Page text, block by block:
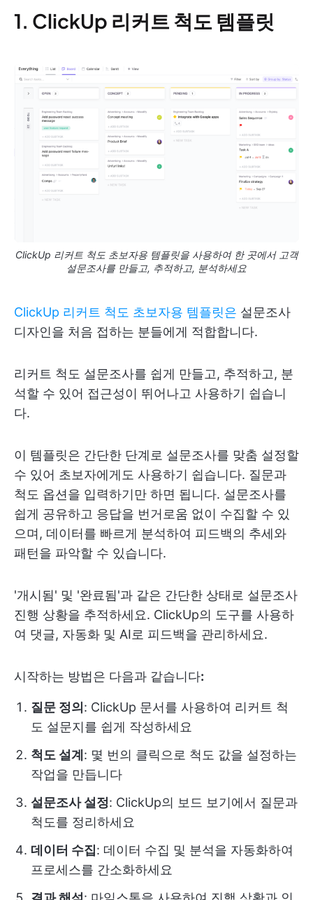
1. ClickUp 리커트 척도 템플릿
ClickUp 리커트 척도 초보자용 템플릿을 사용하여 한 곳에서 고객
설문조사를 만들고, 추적하고, 분석하세요
ClickUp 리커트 척도 초보자용 템플릿은 설문조사
디자인을 처음 접하는 분들에게 적합합니다.
리커트 척도 설문조사를 쉽게 만들고, 추적하고, 분
석할 수 있어 접근성이 뛰어나고 사용하기 쉽습니
다.
이 템플릿은 간단한 단계로 설문조사를 맞춤 설정할
수 있어 초보자에게도 사용하기 쉽습니다. 질문과
척도 옵션을 입력하기만 하면 됩니다. 설문조사를
쉽게 공유하고 응답을 번거로움 없이 수집할 수 있
으며, 데이터를 빠르게 분석하여 피드백의 추세와
패턴을 파악할 수 있습니다.
'개시됨' 및 '완료됨'과 같은 간단한 상태로 설문조사
진행 상황을 추적하세요. ClickUp의 도구를 사용하
여 댓글, 자동화 및 AI로 피드백을 관리하세요.
시작하는 방법은 다음과 같습니다:
질문 정의: ClickUp 문서를 사용하여 리커트 척
도 설문지를 쉽게 작성하세요
척도 설계: 몇 번의 클릭으로 척도 값을 설정하는
작업을 만듭니다
설문조사 설정: ClickUp의 보드 보기에서 질문과
척도를 정리하세요
데이터 수집: 데이터 수집 및 분석을 자동화하여
프로세스를 간소화하세요